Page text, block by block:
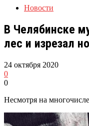
Новости
В Челябинске
лес и изрезал
24 октября 2020
0
0
Несмотря на